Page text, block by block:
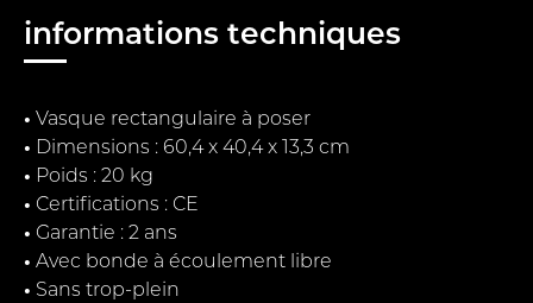
informations techniques
• Vasque rectangulaire à poser
• Dimensions : 60,4 x 40,4 x 13,3 cm
• Poids : 20 kg
• Certifications : CE
• Garantie : 2 ans
• Avec bonde à écoulement libre
• Sans trop-plein